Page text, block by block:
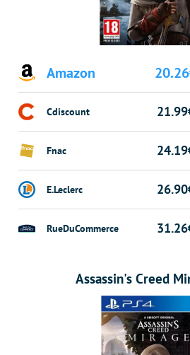
Amazon
Cdiscount
Fnac
E.Leclerc
RueDuCommerce
Assassin's Creed